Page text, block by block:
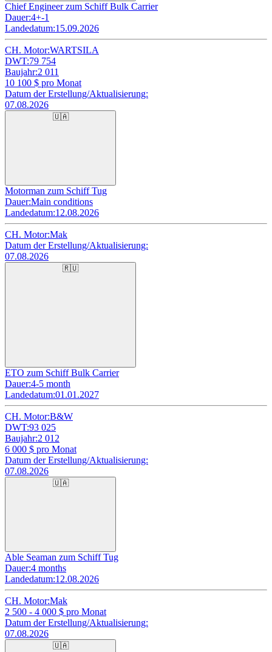
Chief Engineer zum Schiff Bulk Carrier
Dauer:4+-1
Landedatum:15.09.2026
CH. Motor:WARTSILA
DWT:79 754
Baujahr:2 011
10 100 $ pro Monat
Datum der Erstellung/Aktualisierung:
07.08.2026
🇺🇦
Motorman zum Schiff Tug
Dauer:Main conditions
Landedatum:12.08.2026
CH. Motor:Mak
Datum der Erstellung/Aktualisierung:
07.08.2026
🇷🇺
ETO zum Schiff Bulk Carrier
Dauer:4-5 month
Landedatum:01.01.2027
CH. Motor:B&W
DWT:93 025
Baujahr:2 012
6 000 $ pro Monat
Datum der Erstellung/Aktualisierung:
07.08.2026
🇺🇦
Able Seaman zum Schiff Tug
Dauer:4 months
Landedatum:12.08.2026
CH. Motor:Mak
2 500 - 4 000 $ pro Monat
Datum der Erstellung/Aktualisierung:
07.08.2026
🇺🇦